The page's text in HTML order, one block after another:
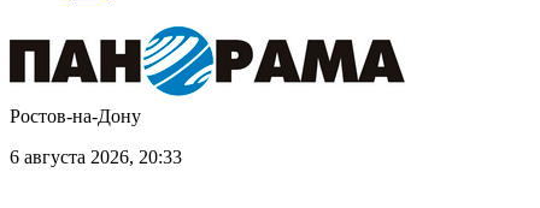
Ростов-на-Дону
6 августа 2026, 20:33